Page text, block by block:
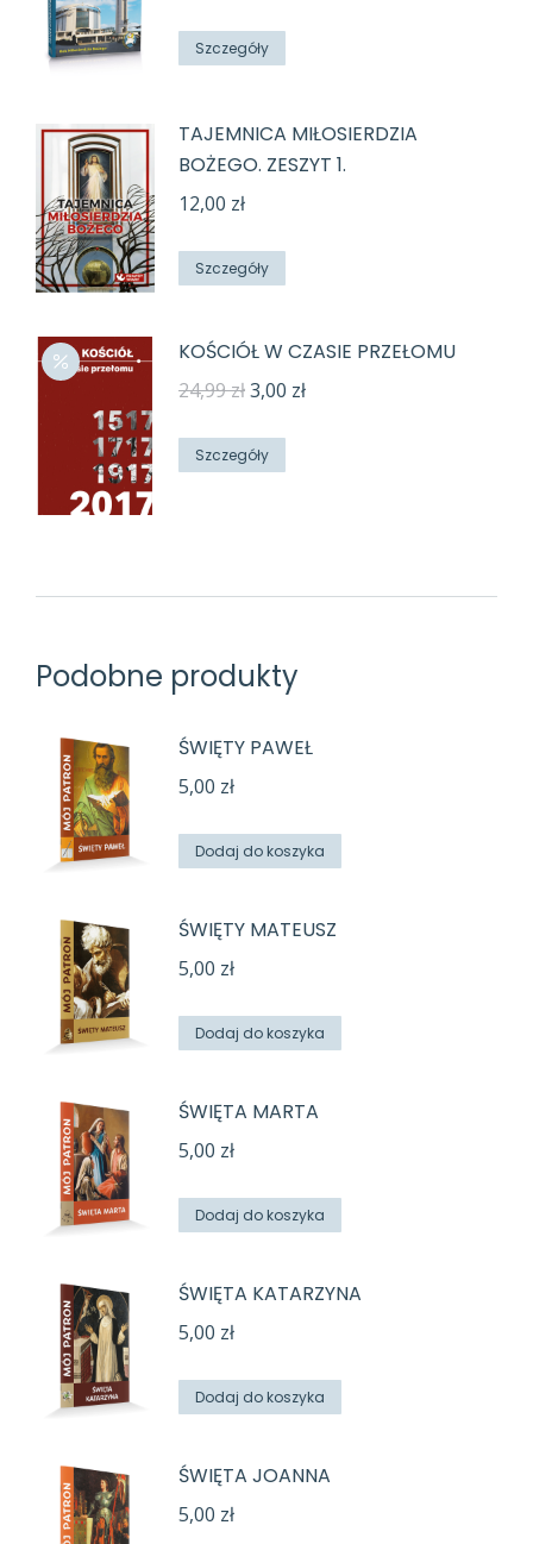
wynosiła:
Szczegóły
TAJEMNICA MIŁOSIERDZIA
BOŻEGO. ZESZYT 1.
12,00 zł
Szczegóły
KOŚCIÓŁ W CZASIE PRZEŁOMU
24,99złPierwotna
wynosiła:
3,00 złAktualna
Szczegóły
Podobne produkty
ŚWIĘTY PAWEŁ
5,00 zł
Dodaj do koszyka
ŚWIĘTY MATEUSZ
5,00 zł
Dodaj do koszyka
ŚWIĘTA MARTA
5,00 zł
Dodaj do koszyka
ŚWIĘTA KATARZYNA
5,00 zł
Dodaj do koszyka
ŚWIĘTA JOANNA
5,00 zł